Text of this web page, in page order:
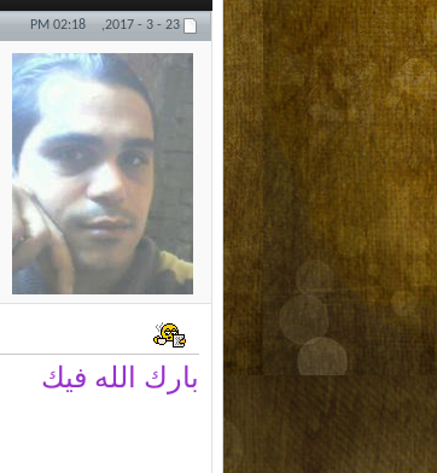
23 - 3 - 2017,
02:18 PM
بارك الله فيك